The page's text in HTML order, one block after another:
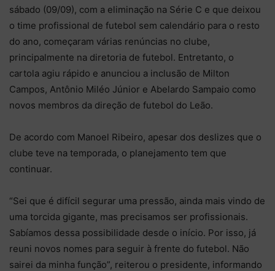
sábado (09/09), com a eliminação na Série C e que deixou
o time profissional de futebol sem calendário para o resto
do ano, começaram várias renúncias no clube,
principalmente na diretoria de futebol. Entretanto, o
cartola agiu rápido e anunciou a inclusão de Milton
Campos, Antônio Miléo Júnior e Abelardo Sampaio como
novos membros da direção de futebol do Leão.
De acordo com Manoel Ribeiro, apesar dos deslizes que o
clube teve na temporada, o planejamento tem que
continuar.
“Sei que é difícil segurar uma pressão, ainda mais vindo de
uma torcida gigante, mas precisamos ser profissionais.
Sabíamos dessa possibilidade desde o início. Por isso, já
reuni novos nomes para seguir à frente do futebol. Não
sairei da minha função”, reiterou o presidente, informando